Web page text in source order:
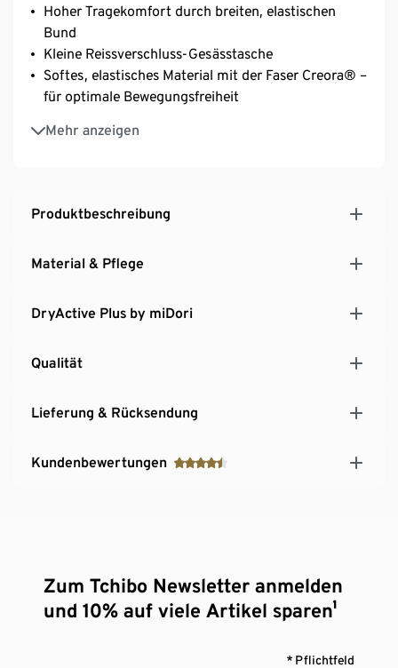
Hoher Tragekomfort durch breiten, elastischen
Bund
Kleine Reissverschluss-Gesässtasche
Softes, elastisches Material mit der Faser Creora® –
für optimale Bewegungsfreiheit
Mehr anzeigen
Optimale Wärmeisolation durch weich angeraute
Produktbeschreibung
Material & Pflege
DryActive Plus by miDori
Qualität
Lieferung & Rücksendung
Kundenbewertungen
Zum Tchibo Newsletter anmelden
und 10% auf viele Artikel sparen¹
* Pflichtfeld